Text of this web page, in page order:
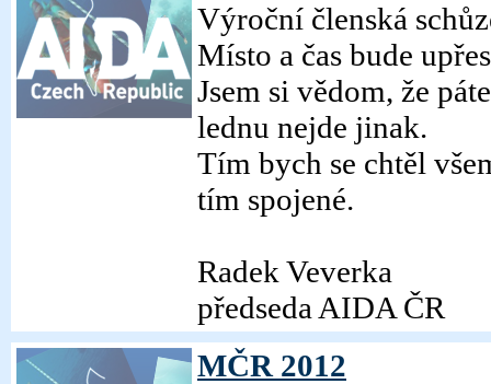
Výroční členská
Místo a čas bude
Jsem si vědom, že
lednu nejde jinak.
Tím bych se chtěl
tím spojené.
Radek Veverka
předseda AIDA ČR
MČR 2012